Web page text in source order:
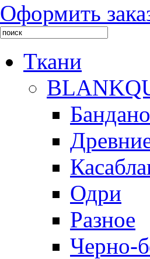
Оформить
Ткани
Одри
Разное
Черно-